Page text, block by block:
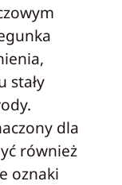
stały
dla
również
oznaki